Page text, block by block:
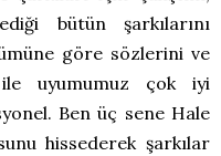
bütün şarkılarını
göre sözlerini ve
uyumumuz çok iyi
Ben üç sene Hale
hissederek şarkılar